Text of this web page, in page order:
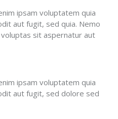
ipsam voluptatem quia
aut fugit, sed quia. Nemo
sit aspernatur aut
ipsam voluptatem quia
aut fugit, sed dolore sed